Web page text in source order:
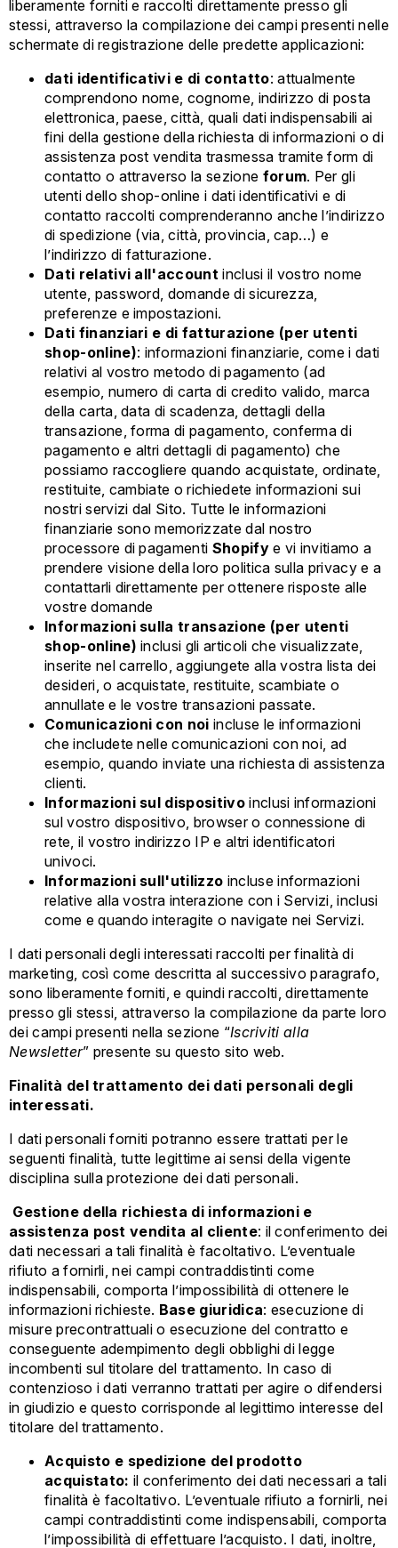
liberamente forniti e raccolti direttamente presso gli
stessi, attraverso la compilazione dei campi presenti nelle
schermate di registrazione delle predette applicazioni:
dati identificativi e di contatto: attualmente
comprendono nome, cognome, indirizzo di posta
elettronica, paese, città, quali dati indispensabili ai
fini della gestione della richiesta di informazioni o di
assistenza post vendita trasmessa tramite form di
contatto o attraverso la sezione forum. Per gli
utenti dello shop-online i dati identificativi e di
contatto raccolti comprenderanno anche l’indirizzo
di spedizione (via, città, provincia, cap…) e
l’indirizzo di fatturazione.
Dati relativi all'account inclusi il vostro nome
utente, password, domande di sicurezza,
preferenze e impostazioni.
Dati finanziari e di fatturazione (per utenti
shop-online): informazioni finanziarie, come i dati
relativi al vostro metodo di pagamento (ad
esempio, numero di carta di credito valido, marca
della carta, data di scadenza, dettagli della
transazione, forma di pagamento, conferma di
pagamento e altri dettagli di pagamento) che
possiamo raccogliere quando acquistate, ordinate,
restituite, cambiate o richiedete informazioni sui
nostri servizi dal Sito. Tutte le informazioni
finanziarie sono memorizzate dal nostro
processore di pagamenti Shopifye vi invitiamo a
prendere visione della loro politica sulla privacy e a
contattarli direttamente per ottenere risposte alle
vostre domande
Informazioni sulla transazione (per utenti
shop-online) inclusi gli articoli che visualizzate,
inserite nel carrello, aggiungete alla vostra lista dei
desideri, o acquistate, restituite, scambiate o
annullate e le vostre transazioni passate.
Comunicazioni con noi incluse le informazioni
che includete nelle comunicazioni con noi, ad
esempio, quando inviate una richiesta di assistenza
clienti.
Informazioni sul dispositivoinclusi informazioni
sul vostro dispositivo, browser o connessione di
rete, il vostro indirizzo IP e altri identificatori
univoci.
Informazioni sull'utilizzo incluse informazioni
relative alla vostra interazione con i Servizi, inclusi
come e quando interagite o navigate nei Servizi.
I dati personali degli interessati raccolti per finalità di
marketing, così come descritta al successivo paragrafo,
sono liberamente forniti, e quindi raccolti, direttamente
presso gli stessi, attraverso la compilazione da parte loro
dei campi presenti nella sezione “Iscriviti alla
Newsletter” presente su questo sito web.
Finalità del trattamento dei dati personali degli
interessati.
I dati personali forniti potranno essere trattati per le
seguenti finalità, tutte legittime ai sensi della vigente
disciplina sulla protezione dei dati personali.
Gestione della richiesta di informazioni e
assistenza post vendita al cliente: il conferimento dei
dati necessari a tali finalità è facoltativo. L’eventuale
rifiuto a fornirli, nei campi contraddistinti come
indispensabili, comporta l’impossibilità di ottenere le
informazioni richieste. Base giuridica: esecuzione di
misure precontrattuali o esecuzione del contratto e
conseguente adempimento degli obblighi di legge
incombenti sul titolare del trattamento. In caso di
contenzioso i dati verranno trattati per agire o difendersi
in giudizio e questo corrisponde al legittimo interesse del
titolare del trattamento.
Acquisto e spedizione del prodotto
acquistato: il conferimento dei dati necessari a tali
finalità è facoltativo. L’eventuale rifiuto a fornirli, nei
campi contraddistinti come indispensabili, comporta
l’impossibilità di effettuare l’acquisto. I dati, inoltre,